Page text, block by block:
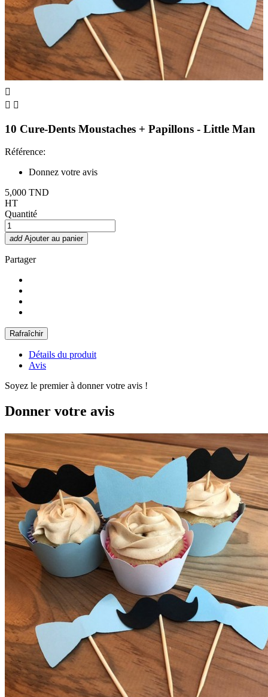

 
10 Cure-Dents Moustaches + Papillons - Little Man
Référence:
Donnez votre avis
5,000 TND
HT
Quantité
add Ajouter au panier
Partager
Détails du produit
Avis
Soyez le premier à donner votre avis !
Donner votre avis